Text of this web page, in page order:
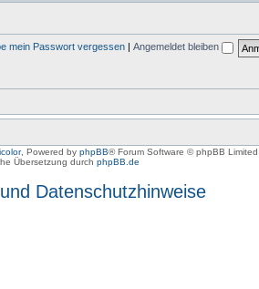
mein Passwort vergessen Angemeldet bleiben
, Powered by phpBB® Forum Software © phpBB Limited
Übersetzung durch phpBB.de
Datenschutzhinweise